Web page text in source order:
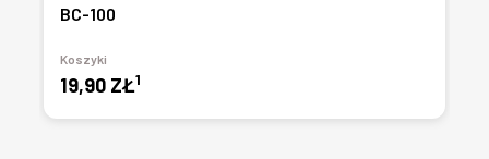
BC-100
Koszyki
19,90 ZŁ1